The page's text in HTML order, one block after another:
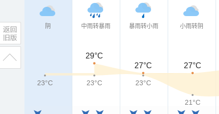
阴 中雨转暴雨 暴雨转小雨 小雨转阴
29°C
27°C
27°C
23°C 23°C 23°C
21°C